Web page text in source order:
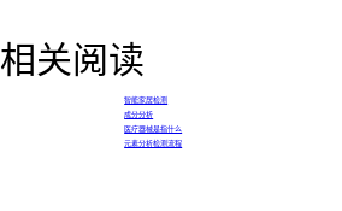
相关阅读
智能家居检测
成分分析
医疗器械是指什么
元素分析检测流程